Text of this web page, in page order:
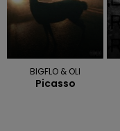
BIGFLO & OLI
Picasso